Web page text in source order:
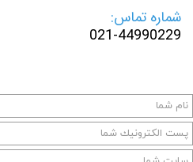
شماره تماس:
021-44990229